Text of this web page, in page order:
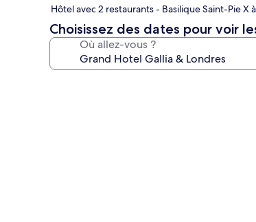
4.0 étoiles
Hôtel avec 2 restaurants - Basilique Saint-Pie X
Choisissez des dates pour voir
Où allez-vous ?